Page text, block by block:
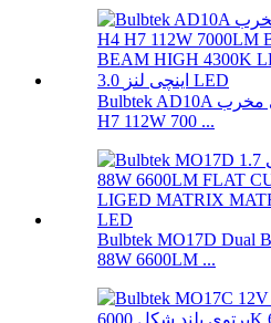
Bulbtek AD10A بدون مقاوم سازی مخرب H4
H7 112W 700 ...
Bulbtek MO17D Dual
88W 6600LM ...